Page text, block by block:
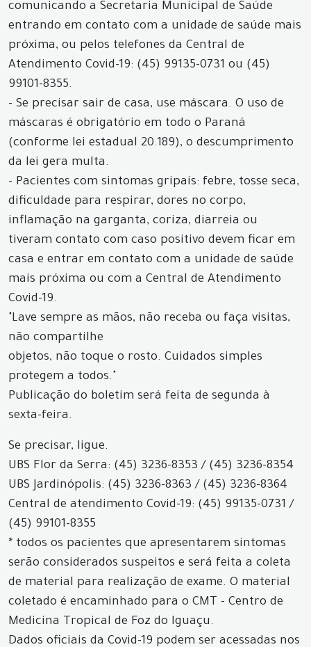
comunicando a Secretaria Municipal de Saúde
entrando em contato com a unidade de saúde mais
próxima, ou pelos telefones da Central de
Atendimento Covid-19: (45) 99135-0731 ou (45)
99101-8355.
- Se precisar sair de casa, use máscara. O uso de
máscaras é obrigatório em todo o Paraná
(conforme lei estadual 20.189), o descumprimento
da lei gera multa.
- Pacientes com sintomas gripais: febre, tosse seca,
dificuldade para respirar, dores no corpo,
inflamação na garganta, coriza, diarreia ou
tiveram contato com caso positivo devem ficar em
casa e entrar em contato com a unidade de saúde
mais próxima ou com a Central de Atendimento
Covid-19.
"Lave sempre as mãos, não receba ou faça visitas,
não compartilhe
objetos, não toque o rosto. Cuidados simples
protegem a todos."
Publicação do boletim será feita de segunda à
sexta-feira.
Se precisar, ligue.
UBS Flor da Serra: (45) 3236-8353 / (45) 3236-8354
UBS Jardinópolis: (45) 3236-8363 / (45) 3236-8364
Central de atendimento Covid-19: (45) 99135-0731 /
(45) 99101-8355
* todos os pacientes que apresentarem sintomas
serão considerados suspeitos e será feita a coleta
de material para realização de exame. O material
coletado é encaminhado para o CMT - Centro de
Medicina Tropical de Foz do Iguaçu.
Dados oficiais da Covid-19 podem ser acessadas nos